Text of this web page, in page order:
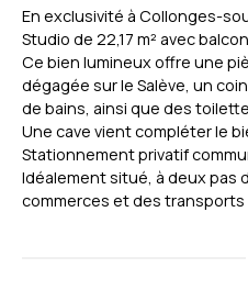
En exclusivité à Collonges-
Studio de 22,17 m² avec balcon
Ce bien lumineux offre une
dégagée sur le Salève, un
de bains, ainsi que des
Une cave vient compléter le
Stationnement privatif
Idéalement situé, à deux pas
commerces et des transports